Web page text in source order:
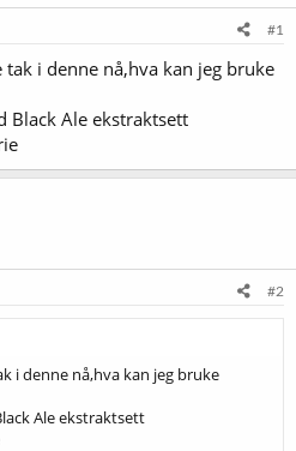
#1
i denne nå,hva kan jeg bruke
Black Ale ekstraktsett
#2
i denne nå,hva kan jeg bruke
Ale ekstraktsett